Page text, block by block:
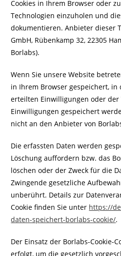
Cookies in Ihrem Browser oder
Technologien einzuholen und
dokumentieren. Anbieter dieser
GmbH, Rübenkamp 32, 22305
Borlabs).
Wenn Sie unsere Website
in Ihrem Browser gespeichert, in
erteilten Einwilligungen oder
Einwilligungen gespeichert
nicht an den Anbieter von
Die erfassten Daten werden
Löschung auffordern bzw. das
löschen oder der Zweck für die
Zwingende gesetzliche
unberührt. Details zur
Cookie finden Sie unter https://
daten-speichert-borlabs-cookie/.
Der Einsatz der Borlabs-Cookie-
erfolgt, um die gesetzlich